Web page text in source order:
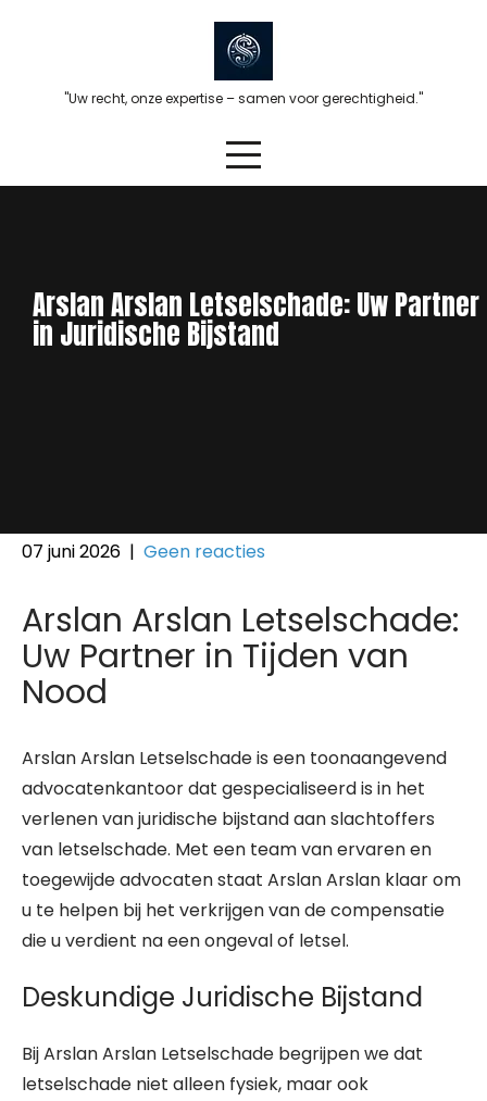
"Uw recht, onze expertise – samen voor gerechtigheid."
Arslan Arslan Letselschade: Uw Partner
in Juridische Bijstand
07 juni 2026 | Geen reacties
Arslan Arslan Letselschade:
Uw Partner in Tijden van
Nood
Arslan Arslan Letselschade is een toonaangevend
advocatenkantoor dat gespecialiseerd is in het
verlenen van juridische bijstand aan slachtoffers
van letselschade. Met een team van ervaren en
toegewijde advocaten staat Arslan Arslan klaar om
u te helpen bij het verkrijgen van de compensatie
die u verdient na een ongeval of letsel.
Deskundige Juridische Bijstand
Bij Arslan Arslan Letselschade begrijpen we dat
letselschade niet alleen fysiek, maar ook